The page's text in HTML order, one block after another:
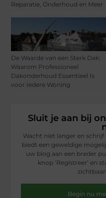
Reparatie, Onderhoud en Meer
De Waarde van een Sterk Dak:
Waarom Professioneel
Dakonderhoud Essentieel Is
voor Iedere Woning
Sluit je aan bij
Wacht niet langer en
biedt een geweldige
uw blog aan een breder
knop ‘Registreer’ en
Begin nu